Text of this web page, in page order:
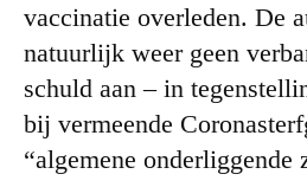
vaccinatie overleden. De
natuurlijk weer geen
schuld aan – in
bij vermeende
“algemene onderliggende